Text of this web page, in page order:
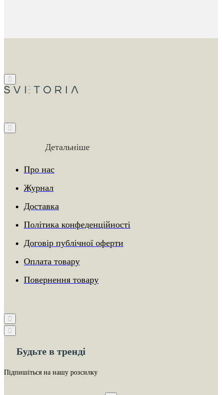
Детальніше
Про нас
Журнал
Доставка
Політика конфеденційності
Договір публічної оферти
Оплата товару
Повернення товару
Будьте в тренді
Підпишіться на нашу розсилку